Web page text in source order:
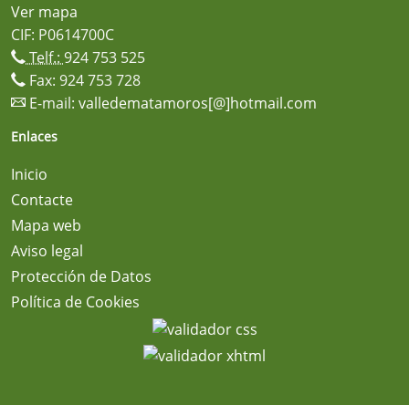
Ver mapa
CIF: P0614700C
Telf.: 924 753 525
Fax: 924 753 728
E-mail: valledematamoros[@]hotmail.com
Enlaces
Inicio
Contacte
Mapa web
Aviso legal
Protección de Datos
Política de Cookies